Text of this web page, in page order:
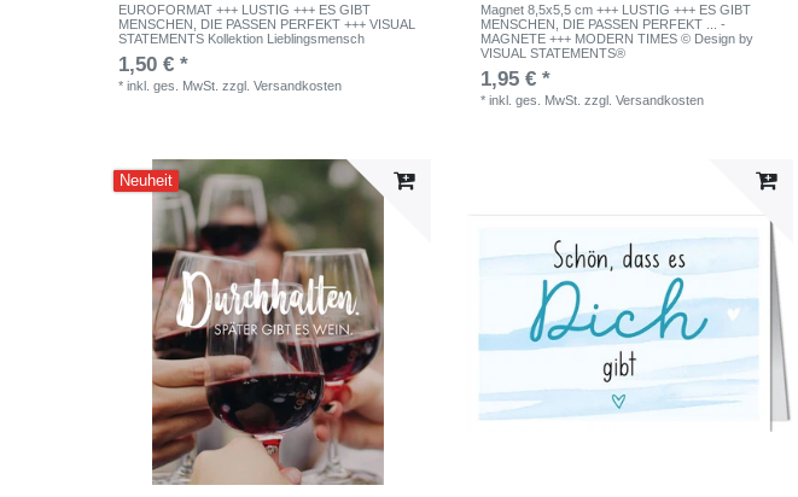
EUROFORMAT +++ LUSTIG +++ ES GIBT
MENSCHEN, DIE PASSEN PERFEKT +++ VISUAL
STATEMENTS Kollektion Lieblingsmensch
1,50 € *
*inkl. ges. MwSt. zzgl.Versandkosten
Magnet 8,5x5,5 cm +++ LUSTIG +++ ES GIBT
MENSCHEN, DIE PASSEN PERFEKT ... -
MAGNETE +++ MODERN TIMES © Design by
VISUAL STATEMENTS®
1,95 € *
*inkl. ges. MwSt. zzgl.Versandkosten
Neuheit